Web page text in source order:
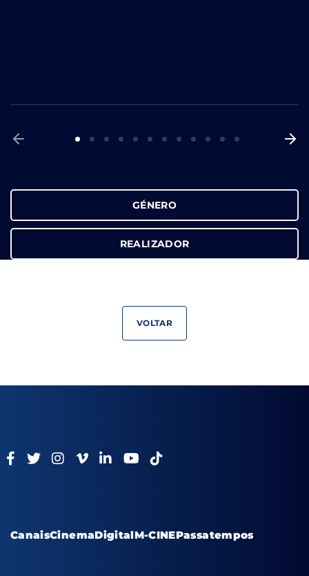
GÉNERO
REALIZADOR
VOLTAR
CanaisCinemaDigitalM-CINEPassatempos